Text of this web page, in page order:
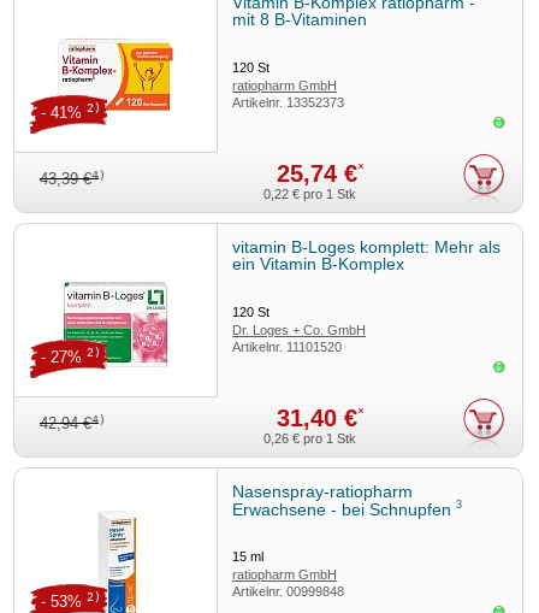
mit 8 B-Vitaminen
120St
ratiopharm GmbH
Artikelnr. 13352373
43,39 €4) 25,74 €*
- 41% 2)
0,22 € pro 1 Stk
vitamin B-Loges komplett: Mehr als
ein Vitamin B-Komplex
120St
Dr. Loges + Co. GmbH
Artikelnr. 11101520
42,94 €4) 31,40 €*
- 27% 2)
0,26 € pro 1 Stk
Nasenspray-ratiopharm
Erwachsene - bei Schnupfen3
15ml
ratiopharm GmbH
Artikelnr.00999848
- 53% 2)